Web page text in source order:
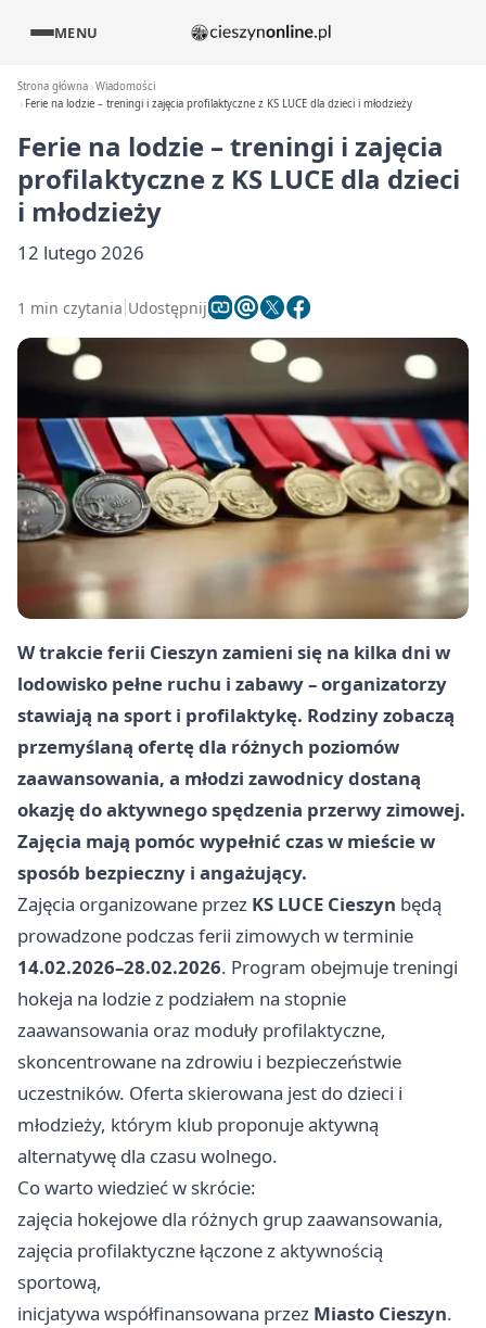
MENU
Strona główna Wiadomości
Ferie na lodzie – treningi i zajęcia profilaktyczne z KS LUCE dla dzieci i młodzieży
Ferie na lodzie – treningi i zajęcia
profilaktyczne z KS LUCE dla dzieci
i młodzieży
12 lutego 2026
1 min czytania Udostępnij
W trakcie ferii Cieszyn zamieni się na kilka dni w
lodowisko pełne ruchu i zabawy – organizatorzy
stawiają na sport i profilaktykę. Rodziny zobaczą
przemyślaną ofertę dla różnych poziomów
zaawansowania, a młodzi zawodnicy dostaną
okazję do aktywnego spędzenia przerwy zimowej.
Zajęcia mają pomóc wypełnić czas w mieście w
sposób bezpieczny i angażujący.
Zajęcia organizowane przez KS LUCE Cieszyn będą
prowadzone podczas ferii zimowych w terminie
14.02.2026–28.02.2026. Program obejmuje treningi
hokeja na lodzie z podziałem na stopnie
zaawansowania oraz moduły profilaktyczne,
skoncentrowane na zdrowiu i bezpieczeństwie
uczestników. Oferta skierowana jest do dzieci i
młodzieży, którym klub proponuje aktywną
alternatywę dla czasu wolnego.
Co warto wiedzieć w skrócie:
zajęcia hokejowe dla różnych grup zaawansowania,
zajęcia profilaktyczne łączone z aktywnością
sportową,
inicjatywa współfinansowana przez Miasto Cieszyn.